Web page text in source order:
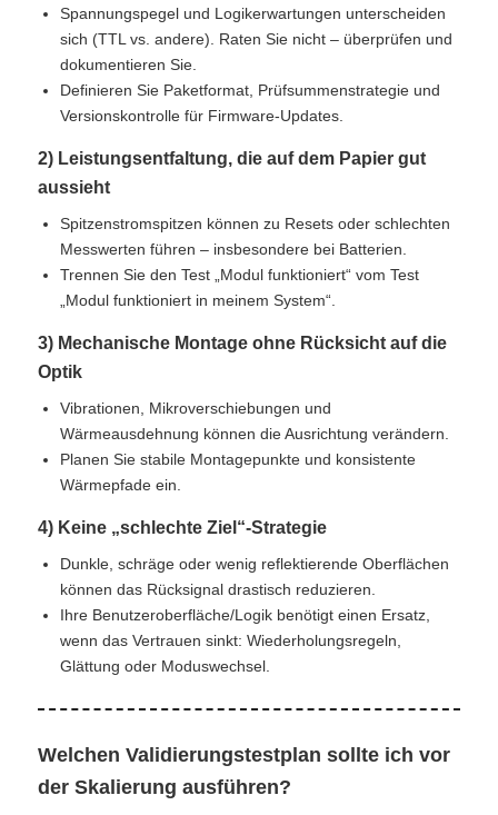
Spannungspegel und Logikerwartungen unterscheiden
sich (TTL vs. andere). Raten Sie nicht – überprüfen und
dokumentieren Sie.
Definieren Sie Paketformat, Prüfsummenstrategie und
Versionskontrolle für Firmware-Updates.
2) Leistungsentfaltung, die auf dem Papier gut
aussieht
Spitzenstromspitzen können zu Resets oder schlechten
Messwerten führen – insbesondere bei Batterien.
Trennen Sie den Test „Modul funktioniert“ vom Test
„Modul funktioniert in meinem System“.
3) Mechanische Montage ohne Rücksicht auf die
Optik
Vibrationen, Mikroverschiebungen und
Wärmeausdehnung können die Ausrichtung verändern.
Planen Sie stabile Montagepunkte und konsistente
Wärmepfade ein.
4) Keine „schlechte Ziel“-Strategie
Dunkle, schräge oder wenig reflektierende Oberflächen
können das Rücksignal drastisch reduzieren.
Ihre Benutzeroberfläche/Logik benötigt einen Ersatz,
wenn das Vertrauen sinkt: Wiederholungsregeln,
Glättung oder Moduswechsel.
Welchen Validierungstestplan sollte ich vor
der Skalierung ausführen?